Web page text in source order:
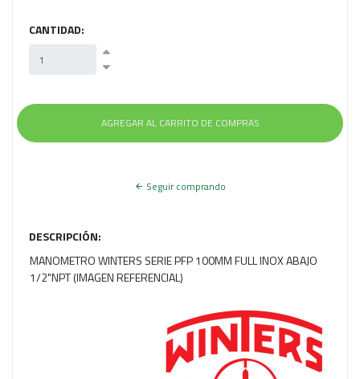
CANTIDAD:
Seguir comprando
DESCRIPCIÓN:
MANOMETRO WINTERS SERIE PFP 100MM FULL INOX ABAJO
1/2"NPT (IMAGEN REFERENCIAL)